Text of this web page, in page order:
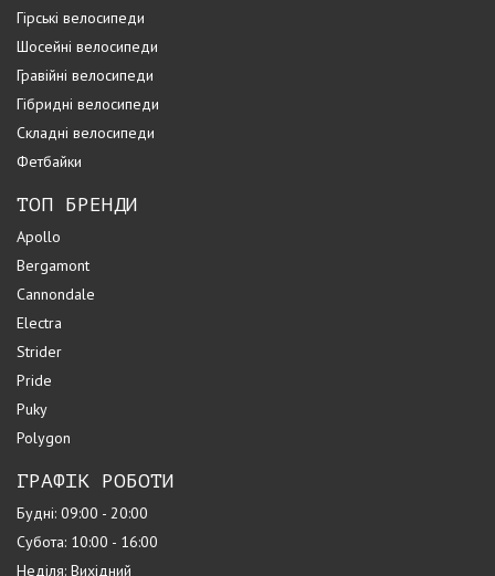
Гірські велосипеди
Шосейні велосипеди
Гравійні велосипеди
Гібридні велосипеди
Складні велосипеди
Фетбайки
ТОП БРЕНДИ
Apollo
Bergamont
Cannondale
Electra
Strider
Pride
Puky
Polygon
ГРАФІК РОБОТИ
Будні: 09:00 - 20:00
Субота: 10:00 - 16:00
Неділя: Вихідний